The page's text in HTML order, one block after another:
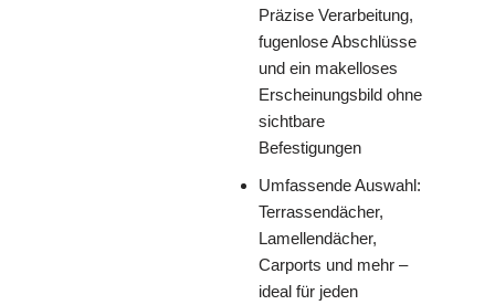
Präzise Verarbeitung,
fugenlose Abschlüsse
und ein makelloses
Erscheinungsbild ohne
sichtbare
Befestigungen
Umfassende Auswahl:
Terrassendächer,
Lamellendächer,
Carports und mehr –
ideal für jeden